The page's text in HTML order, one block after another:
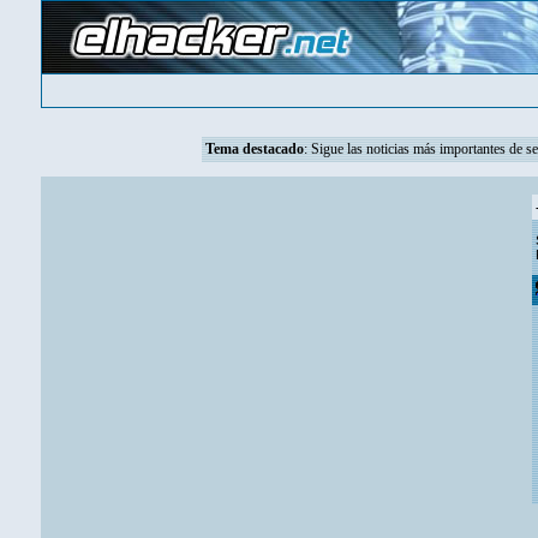
Tema destacado: Sigue las noticias más importantes de